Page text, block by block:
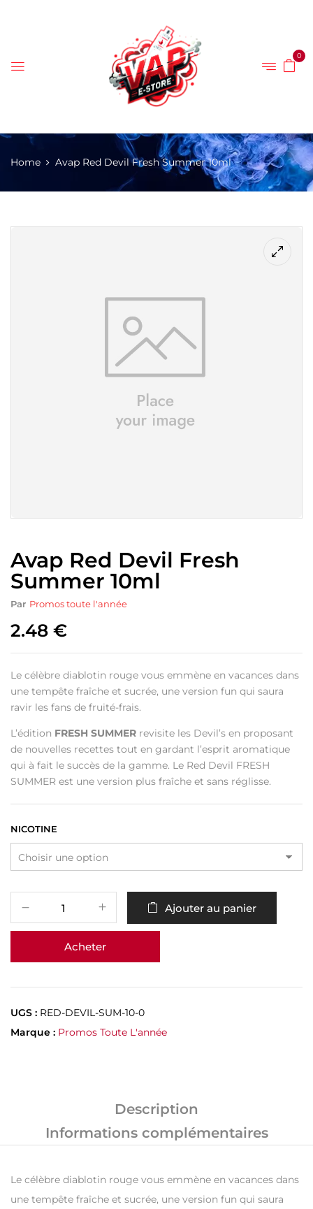
0
Home Avap Red Devil Fresh Summer 10ml
Avap Red Devil Fresh
Summer 10ml
Par Promos toute l'année
2.48 €
Le célèbre diablotin rouge vous emmène en vacances dans
une tempête fraîche et sucrée, une version fun qui saura
ravir les fans de fruité-frais.
L’édition FRESH SUMMER revisite les Devil’s en proposant
de nouvelles recettes tout en gardant l’esprit aromatique
qui à fait le succès de la gamme. Le Red Devil FRESH
SUMMER est une version plus fraîche et sans réglisse.
NICOTINE
Ajouter au panier
Acheter
UGS : RED-DEVIL-SUM-10-0
Marque : Promos Toute L'année
Description
Informations complémentaires
Le célèbre diablotin rouge vous emmène en vacances dans
une tempête fraîche et sucrée, une version fun qui saura